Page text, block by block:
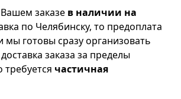
заказе в наличии на
по Челябинску, то предоплата
мы готовы сразу организовать
заказа за пределы
требуется частичная